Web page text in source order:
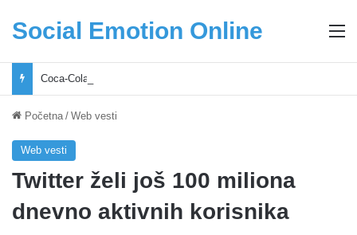
Social Emotion Online
Početna / Web vesti
Web vesti
Twitter želi još 100 miliona
dnevno aktivnih korisnika